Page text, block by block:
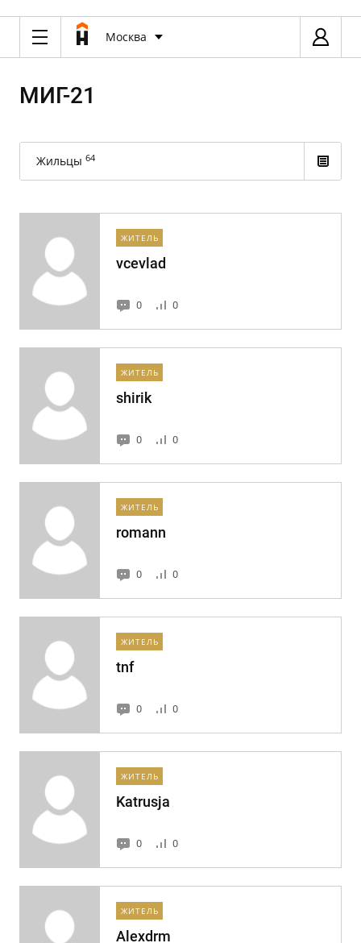
Москва
МИГ-21
Жильцы 64
ЖИТЕЛЬ
vcevlad
0 0
ЖИТЕЛЬ
shirik
0 0
ЖИТЕЛЬ
romann
0 0
ЖИТЕЛЬ
tnf
0 0
ЖИТЕЛЬ
Katrusja
0 0
ЖИТЕЛЬ
Alexdrm